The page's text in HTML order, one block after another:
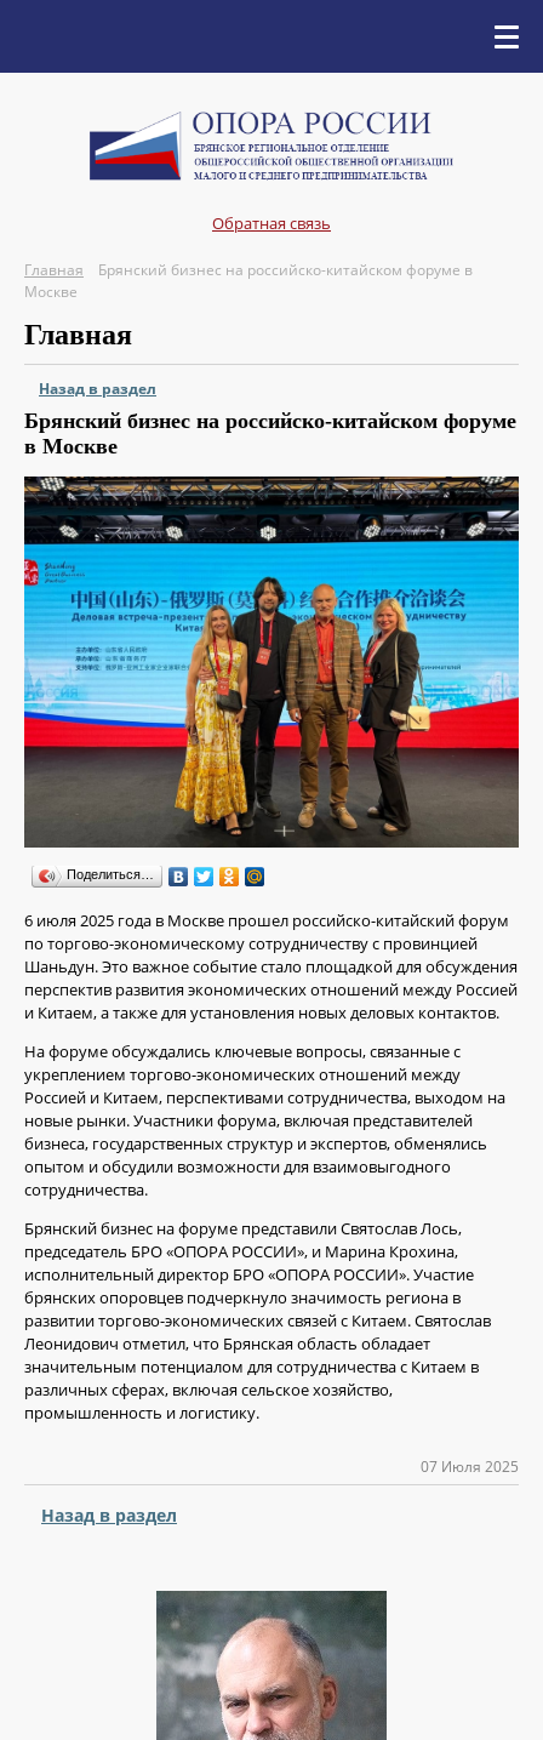
Обратная связь
Главная
Брянский бизнес на российско-китайском форуме в
Москве
Главная
Назад в раздел
Брянский бизнес на российско-китайском форуме
в Москве
Поделиться…
6 июля 2025 года в Москве прошел российско-китайский форум
по торгово-экономическому сотрудничеству с провинцией
Шаньдун. Это важное событие стало площадкой для обсуждения
перспектив развития экономических отношений между Россией
и Китаем, а также для установления новых деловых контактов.
На форуме обсуждались ключевые вопросы, связанные с
укреплением торгово-экономических отношений между
Россией и Китаем, перспективами сотрудничества, выходом на
новые рынки. Участники форума, включая представителей
бизнеса, государственных структур и экспертов, обменялись
опытом и обсудили возможности для взаимовыгодного
сотрудничества.
Брянский бизнес на форуме представили Святослав Лось,
председатель БРО «ОПОРА РОССИИ», и Марина Крохина,
исполнительный директор БРО «ОПОРА РОССИИ». Участие
брянских опоровцев подчеркнуло значимость региона в
развитии торгово-экономических связей с Китаем. Святослав
Леонидович отметил, что Брянская область обладает
значительным потенциалом для сотрудничества с Китаем в
различных сферах, включая сельское хозяйство,
промышленность и логистику.
07 Июля 2025
Назад в раздел